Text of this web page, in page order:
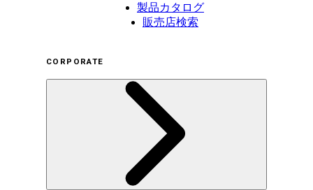
製品カタログ
販売店検索
CORPORATE